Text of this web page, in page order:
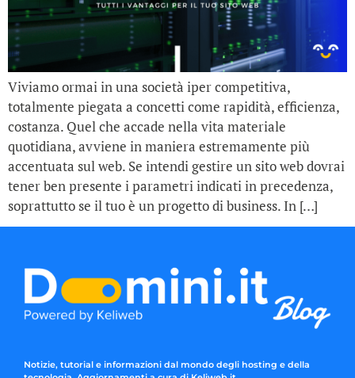
Viviamo ormai in una società iper competitiva,
totalmente piegata a concetti come rapidità, efficienza,
costanza. Quel che accade nella vita materiale
quotidiana, avviene in maniera estremamente più
accentuata sul web. Se intendi gestire un sito web dovrai
tener ben presente i parametri indicati in precedenza,
soprattutto se il tuo è un progetto di business. In […]
Notizie, tutorial e informazioni dal mondo degli hosting e della